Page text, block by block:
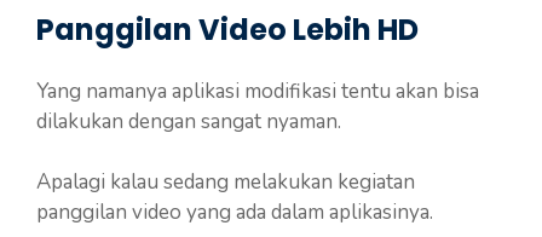
Panggilan Video Lebih HD
Yang namanya aplikasi modifikasi tentu akan bisa
dilakukan dengan sangat nyaman.
Apalagi kalau sedang melakukan kegiatan
panggilan video yang ada dalam aplikasinya.